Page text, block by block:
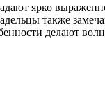
ярко
также
делают